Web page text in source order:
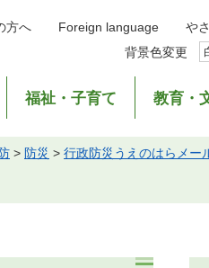
方へ Foreign language や
背景色変更
福祉・子育て 教育・
> 防災 > 行政防災うえのはらメー